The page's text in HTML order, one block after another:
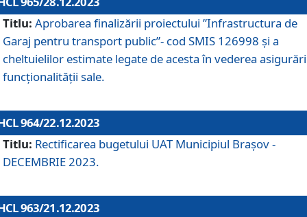
Titlu: Aprobarea finalizării proiectului ”Infrastructura de
Garaj pentru transport public”- cod SMIS 126998 și a
cheltuielilor estimate legate de acesta în vederea
funcționalității sale.
964/22.12.2023
Titlu: Rectificarea bugetului UAT Municipiul Braşov -
DECEMBRIE 2023.
963/21.12.2023